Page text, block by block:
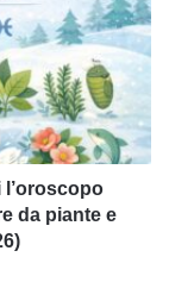
da piante e